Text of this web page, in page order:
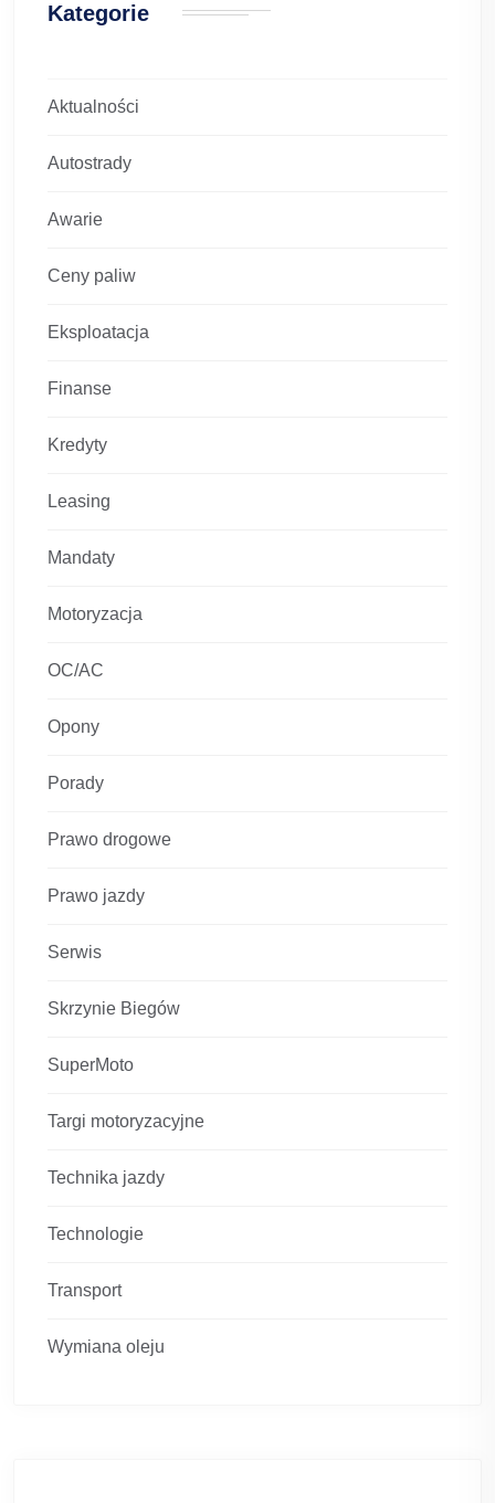
Kategorie
Aktualności
Autostrady
Awarie
Ceny paliw
Eksploatacja
Finanse
Kredyty
Leasing
Mandaty
Motoryzacja
OC/AC
Opony
Porady
Prawo drogowe
Prawo jazdy
Serwis
Skrzynie Biegów
SuperMoto
Targi motoryzacyjne
Technika jazdy
Technologie
Transport
Wymiana oleju